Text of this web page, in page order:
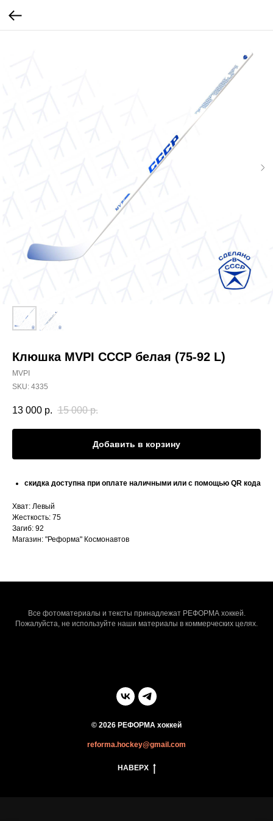
Клюшка MVPI СССР белая (75-92 L)
MVPI
SKU: 4335
13 000 р. 15 000 р.
Добавить в корзину
скидка доступна при оплате наличными или с помощью QR кода
Хват: Левый
Жесткость: 75
Загиб: 92
Магазин: "Реформа" Космонавтов
Все фотоматериалы и тексты принадлежат РЕФОРМА хоккей.
Пожалуйста, не используйте наши материалы в коммерческих целях.
© 2026 РЕФОРМА хоккей
reforma.hockey@gmail.com
НАВЕРХ